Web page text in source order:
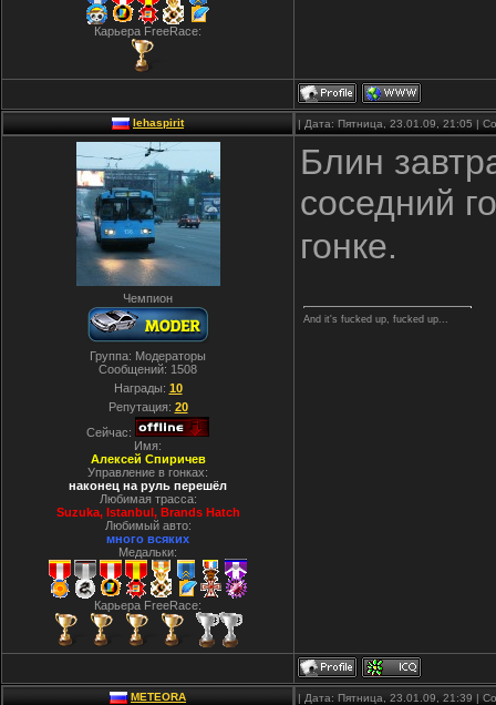
Карьера FreeRace:
lehaspirit | Дата: Пятница, 23.01.09, 21:05 |
Чемпион
Группа: Модераторы
Сообщений: 1508
Награды: 10
Репутация: 20
Сейчас:
Имя:
Алексей Спиричев
Управление в гонках:
наконец на руль перешёл
Любимая трасса:
Suzuka, Istanbul, Вrands Hatch
Любимый авто:
много всяких
Медальки:
Карьера FreeRace:
Блин
соседний
гонке.
And it's fucked up, fucked up...
METEORA | Дата: Пятница, 23.01.09, 21:39 |